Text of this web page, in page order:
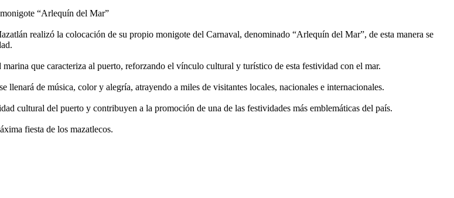
“Arlequín del Mar”
realizó la colocación de su propio monigote del Carnaval, denominado “Arlequín del Mar”, de esta manera se
que caracteriza al puerto, reforzando el vínculo cultural y turístico de esta festividad con el mar.
de música, color y alegría, atrayendo a miles de visitantes locales, nacionales e internacionales.
cultural del puerto y contribuyen a la promoción de una de las festividades más emblemáticas del país.
fiesta de los mazatlecos.